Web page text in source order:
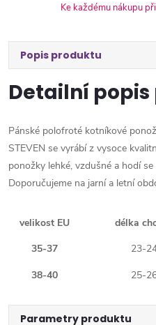
Ke každému nákupu
Popis produktu
Detailní
Pánské polofroté kotníkové
STEVEN se vyrábí z vysoce
ponožky lehké, vzdušné a hodí
Doporučujeme na jarní a letní
velikost EU
délka
35-37
23-
38-40
25-
Parametry produktu